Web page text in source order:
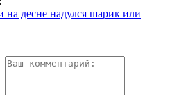
на десне надулся шарик или